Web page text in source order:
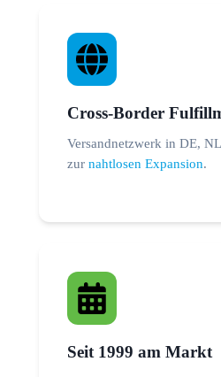
Cross-Border
Versandnetzwerk in DE,
zur nahtlosen Expansion.
Seit 1999 am Markt